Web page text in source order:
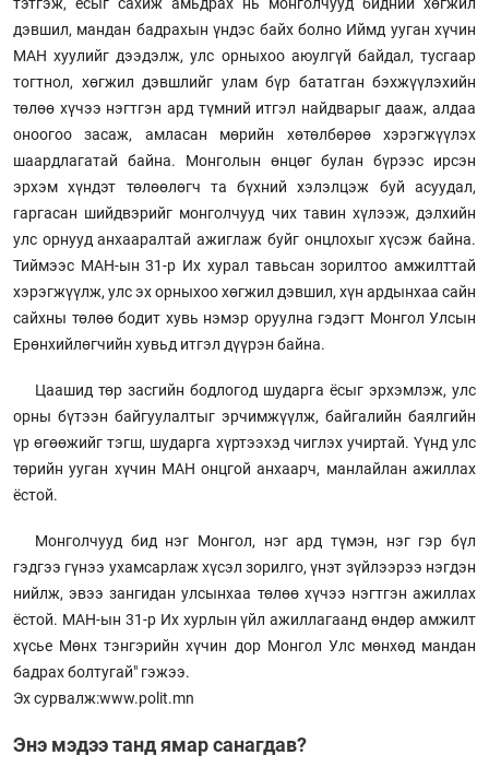
дэвшил, мандан бадрахын үндэс байх болно Иймд ууган хүчин
МАН хуулийг дээдэлж, улс орныхоо аюулгүй байдал, тусгаар
тогтнол, хөгжил дэвшлийг улам бүр бататган бэхжүүлэхийн
төлөө хүчээ нэгтгэн ард түмний итгэл найдварыг дааж, алдаа
оноогоо засаж, амласан мөрийн хөтөлбөрөө хэрэгжүүлэх
шаардлагатай байна. Монголын өнцөг булан бүрээс ирсэн
эрхэм хүндэт төлөөлөгч та бүхний хэлэлцэж буй асуудал,
гаргасан шийдвэрийг монголчууд чих тавин хүлээж, дэлхийн
улс орнууд анхааралтай ажиглаж буйг онцлохыг хүсэж байна.
Тиймээс МАН-ын 31-р Их хурал тавьсан зорилтоо амжилттай
хэрэгжүүлж, улс эх орныхоо хөгжил дэвшил, хүн ардынхаа сайн
сайхны төлөө бодит хувь нэмэр оруулна гэдэгт Монгол Улсын
Ерөнхийлөгчийн хувьд итгэл дүүрэн байна.
Цаашид төр засгийн бодлогод шударга ёсыг эрхэмлэж, улс
орны бүтээн байгуулалтыг эрчимжүүлж, байгалийн баялгийн
үр өгөөжийг тэгш, шударга хүртээхэд чиглэх учиртай. Үүнд улс
төрийн ууган хүчин МАН онцгой анхаарч, манлайлан ажиллах
ёстой.
Монголчууд бид нэг Монгол, нэг ард түмэн, нэг гэр бүл
гэдгээ гүнээ ухамсарлаж хүсэл зорилго, үнэт зүйлээрээ нэгдэн
нийлж, эвээ зангидан улсынхаа төлөө хүчээ нэгтгэн ажиллах
ёстой. МАН-ын 31-р Их хурлын үйл ажиллагаанд өндөр амжилт
хүсье Мөнх тэнгэрийн хүчин дор Монгол Улс мөнхөд мандан
бадрах болтугай" гэжээ.
Эх сурвалж:www.polit.mn
Энэ мэдээ танд ямар санагдав?